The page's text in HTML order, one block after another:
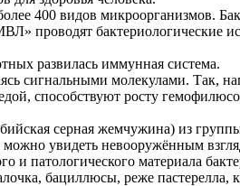
400 видов микроорганизмов.
проводят бактериологические
развилась иммунная система.
сигнальными молекулами. Так,
способствуют росту
серная жемчужина) из
увидеть невооружённым
патологического материала
бациллюсы, реже